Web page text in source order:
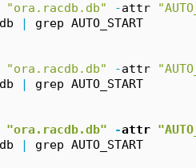
"ora.racdb.db" -attr
|
grep AUTO_START
"ora.racdb.db" -attr
|
grep AUTO_START
"ora.racdb.db" -attr
|
grep AUTO_START